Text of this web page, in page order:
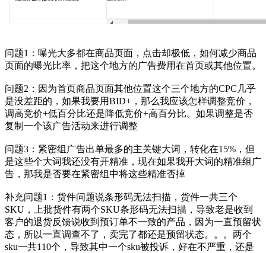
问题1：曝光大多都在商品页面，点击却极低，如何减少商品
页面的曝光比率，把这个地方的广告费用在首页或其他位置。
问题2：因为首页商品页面其他位置这个三个地方的CPC几乎
是没差距的，如果我要用BID+，那么我应该怎样调整竞价，
调高竞价+低百分比还是降低竞价+高百分比。如果调整是否
复制一个该广告活动来进行调整
问题3：紧密组广告出单最多的主关键大词，转化在15%，但
是这些个大词我还没有开精准，现在如果我开大词的精准组广
告，那我是否要在紧密组中将这些精准否掉
补充问题1：货件问题说条形码无法扫描，货件一共三个
SKU，上批货件有两个SKU条形码无法扫描，导致老是收到
客户的退货反馈说收到预订单不一致的产品，因为一直预留状
态，所以一直调查不了，卖完了都还是预留状态。。。两个
sku一共110个，导致其中一个sku被投诉，好在不严重，还是